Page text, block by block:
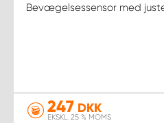
Bevægelsessensor med
247 DKK
EKSKL. 25 % MOMS